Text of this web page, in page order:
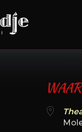
WAAR